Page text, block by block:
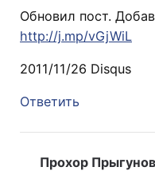
Обновил пост.
http://j.mp/vGjWiL
2011/11/26 Disqus
Ответить
Прохор Прыгунов